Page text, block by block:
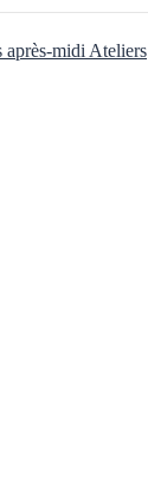
après-midi Ateliers